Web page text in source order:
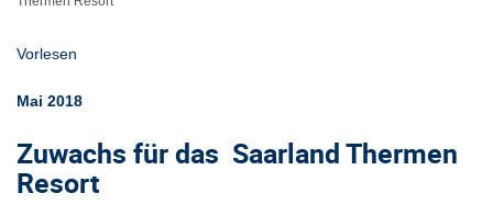
Vorlesen
Mai 2018
Zuwachs für das Saarland Thermen
Resort